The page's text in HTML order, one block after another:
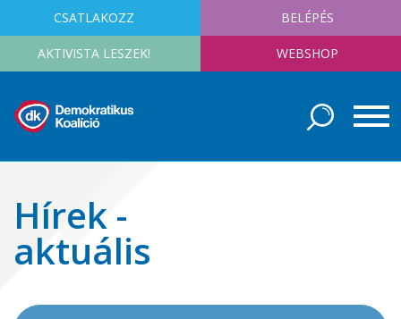
CSATLAKOZZ BELÉPÉS
AKTIVISTA LESZEK! WEBSHOP
Hírek -
aktuális